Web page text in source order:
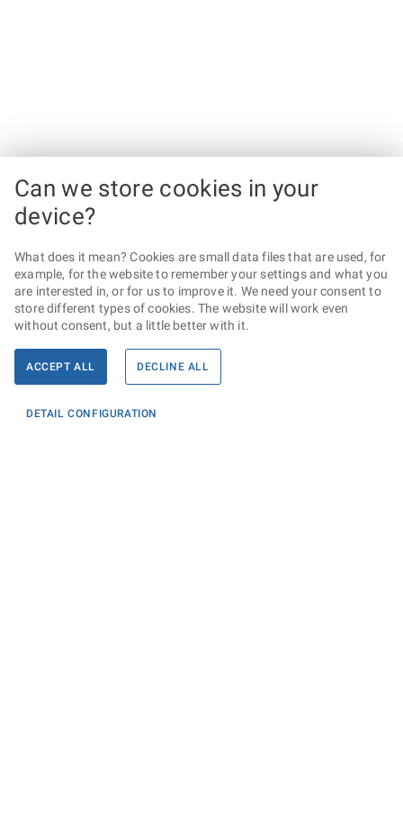
Can we store cookies in your
device?
What does it mean? Cookies are small data files that are used, for
example, for the website to remember your settings and what you
are interested in, or for us to improve it. We need your consent to
store different types of cookies. The website will work even
without consent, but a little better with it.
ACCEPT ALL DECLINE ALL
DETAIL CONFIGURATION